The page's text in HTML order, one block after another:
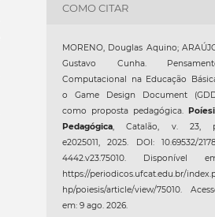
COMO CITAR
MORENO, Douglas Aquino;
Gustavo Cunha.
Computacional na Educação
o Game Design Document
como proposta pedagógica.
Pedagógica, Catalão, v. 23,
e2025011, 2025. DOI: 10.69532/
4442.v23.75010. Disponível
https://periodicos.ufcat.edu.br/
hp/poiesis/article/view/75010.
em: 9 ago. 2026.